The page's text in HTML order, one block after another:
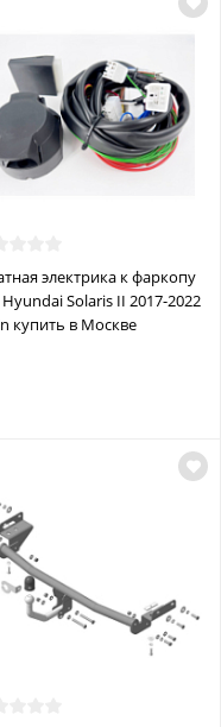
электрика к фаркопу
Hyundai Solaris II 2017-2022
купить в Москве